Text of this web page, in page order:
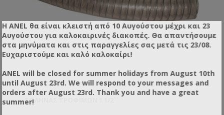
ΣΩΛΉΝΑΣ ΤΡΟΦΊΜΩΝ 1 1/2``
Η ANEL θα είναι κλειστή από 10 Αυγούστου μέχρι και 23
Αυγούστου για καλοκαιρινές διακοπές. Θα απαντήσουμε
στα μηνύματα και στις παραγγελίες σας μετά τις 23/08.
Ευχαριστούμε και καλό καλοκαίρι!
ANEL will be closed for summer holidays from August 10th
until August 23rd. We will respond to your messages and
orders after August 23rd. Thank you and have a great
summer!